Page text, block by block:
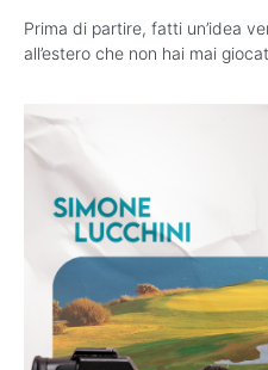
Prima di partire, fatti un’idea
all’estero che non hai mai